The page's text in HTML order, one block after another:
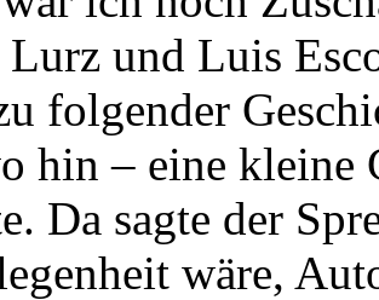
und Luis
folgender
hin – eine kleine
Da sagte der
wäre,